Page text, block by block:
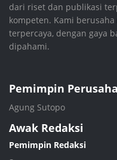
dari riset dan publikasi
kompeten. Kami
terpercaya, dengan gaya
dipahami.
Pemimpin
Agung Sutopo
Awak Redaksi
Pemimpin Redaksi